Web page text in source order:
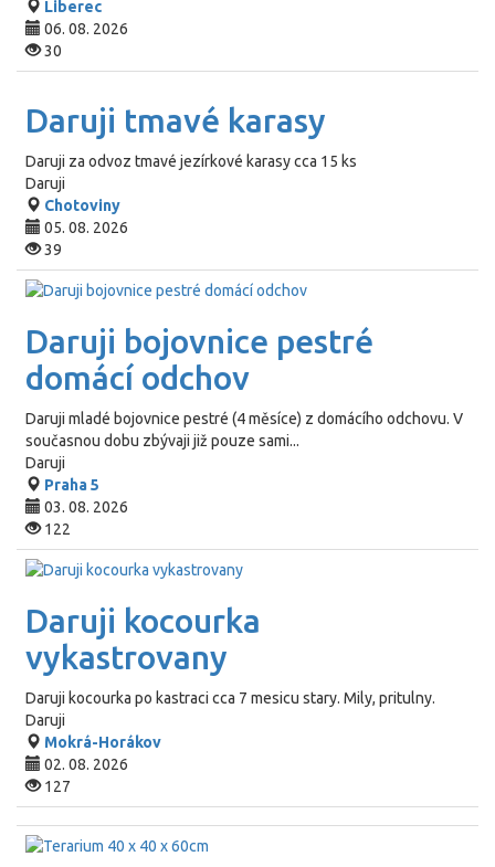
Liberec
06. 08. 2026
30
Daruji tmavé karasy
Daruji za odvoz tmavé jezírkové karasy cca 15 ks
Daruji
Chotoviny
05. 08. 2026
39
Daruji bojovnice pestré
domácí odchov
Daruji mladé bojovnice pestré (4 měsíce) z domácího odchovu. V
současnou dobu zbývaji již pouze sami...
Daruji
Praha 5
03. 08. 2026
122
Daruji kocourka
vykastrovany
Daruji kocourka po kastraci cca 7 mesicu stary. Mily, pritulny.
Daruji
Mokrá-Horákov
02. 08. 2026
127